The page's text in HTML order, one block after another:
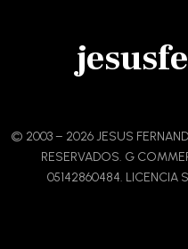
© 2003 – 2026 JESUS
RESERVADOS. G
05142860484. LICENCIA